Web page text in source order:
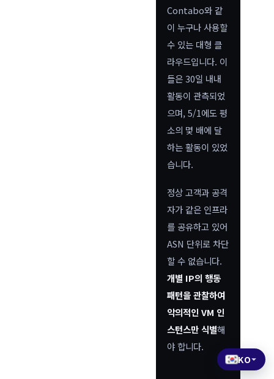
Contabo와 같
이 누구나 사용할
수 있는 대형 클
라우드입니다. 이
들은 30일 내내
활동이 관측되었
으며, 5/1에도 평
소의 몇 배에 달
하는 활동이 있었
습니다.
정상 고객과 공격
자가 같은 인프라
를 공유하고 있어
ASN 단위로 차단
할 수 없습니다.
개별 IP의 행동
패턴을 관찰하여
악의적인 VM 인
스턴스만 식별해
야 합니다.
KO